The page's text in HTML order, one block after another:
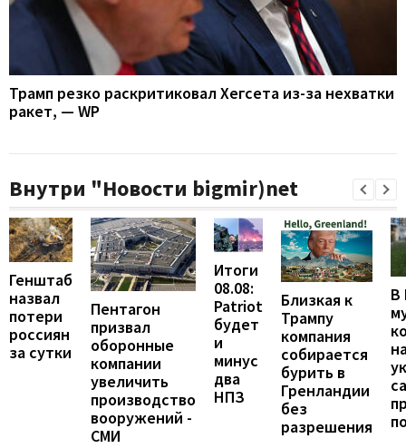
Трамп резко раскритиковал Хегсета из-за нехватки
ракет, — WP
Внутри "Новости bigmir)net
Генштаб
назвал
потери
россиян
за сутки
Пентагон
призвал
оборонные
компании
увеличить
производство
вооружений -
СМИ
Итоги
08.08:
Patriot
будет
и
минус
два
НПЗ
Близкая к
Трампу
компания
собирается
бурить в
Гренландии
без
разрешения
В